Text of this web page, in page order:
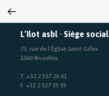
L’Ilot asbl · Siège social
73, rue de l’Église Saint-Gilles
1060 Bruxelles
T. +32 2 537 20 41
F. +32 2 537 35 93